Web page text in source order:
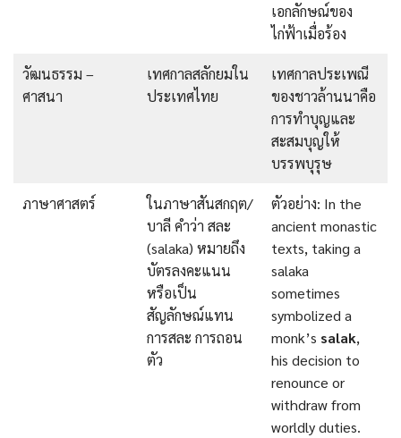
เอกลักษณ์ของ
ไก่ฟ้าเมื่อร้อง
วัฒนธรรม –
ศาสนา
เทศกาลสลักยมใน
ประเทศไทย
เทศกาลประเพณี
ของชาวล้านนาคือ
การทำบุญและ
สะสมบุญให้
บรรพบุรุษ
ภาษาศาสตร์
ในภาษาสันสกฤต/
บาลี คำว่า สละ
(salaka) หมายถึง
บัตรลงคะแนน
หรือเป็น
สัญลักษณ์แทน
การสละ การถอน
ตัว
ตัวอย่าง: In the
ancient monastic
texts, taking a
salaka
sometimes
symbolized a
monk’s salak,
his decision to
renounce or
withdraw from
worldly duties.